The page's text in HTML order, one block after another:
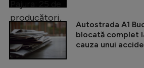
Autostrada A1
blocată complet
cauza unui